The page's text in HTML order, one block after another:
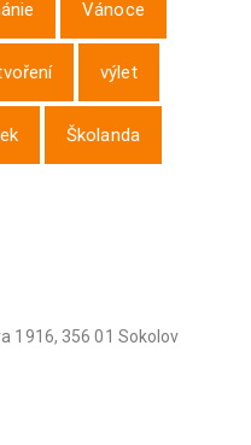
Vánoce
výlet
Školanda
1916, 356 01 Sokolov